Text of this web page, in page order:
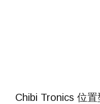
Chibi Tronics 位